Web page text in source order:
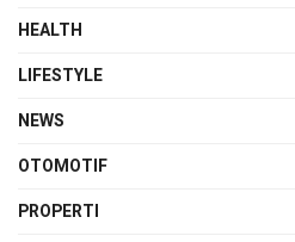
HEALTH
LIFESTYLE
NEWS
OTOMOTIF
PROPERTI